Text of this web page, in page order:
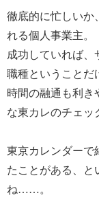
徹底的に忙しいか
れる個人事業主。
成功していれば
職種ということだ
時間の融通も利き
な東カレのチェッ
東京カレンダーで
たことがある、
ね……。